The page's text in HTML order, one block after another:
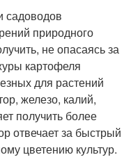
садоводов
природного
не опасаясь за
картофеля
для растений
железо, калий,
получить более
отвечает за быстрый
цветению культур.